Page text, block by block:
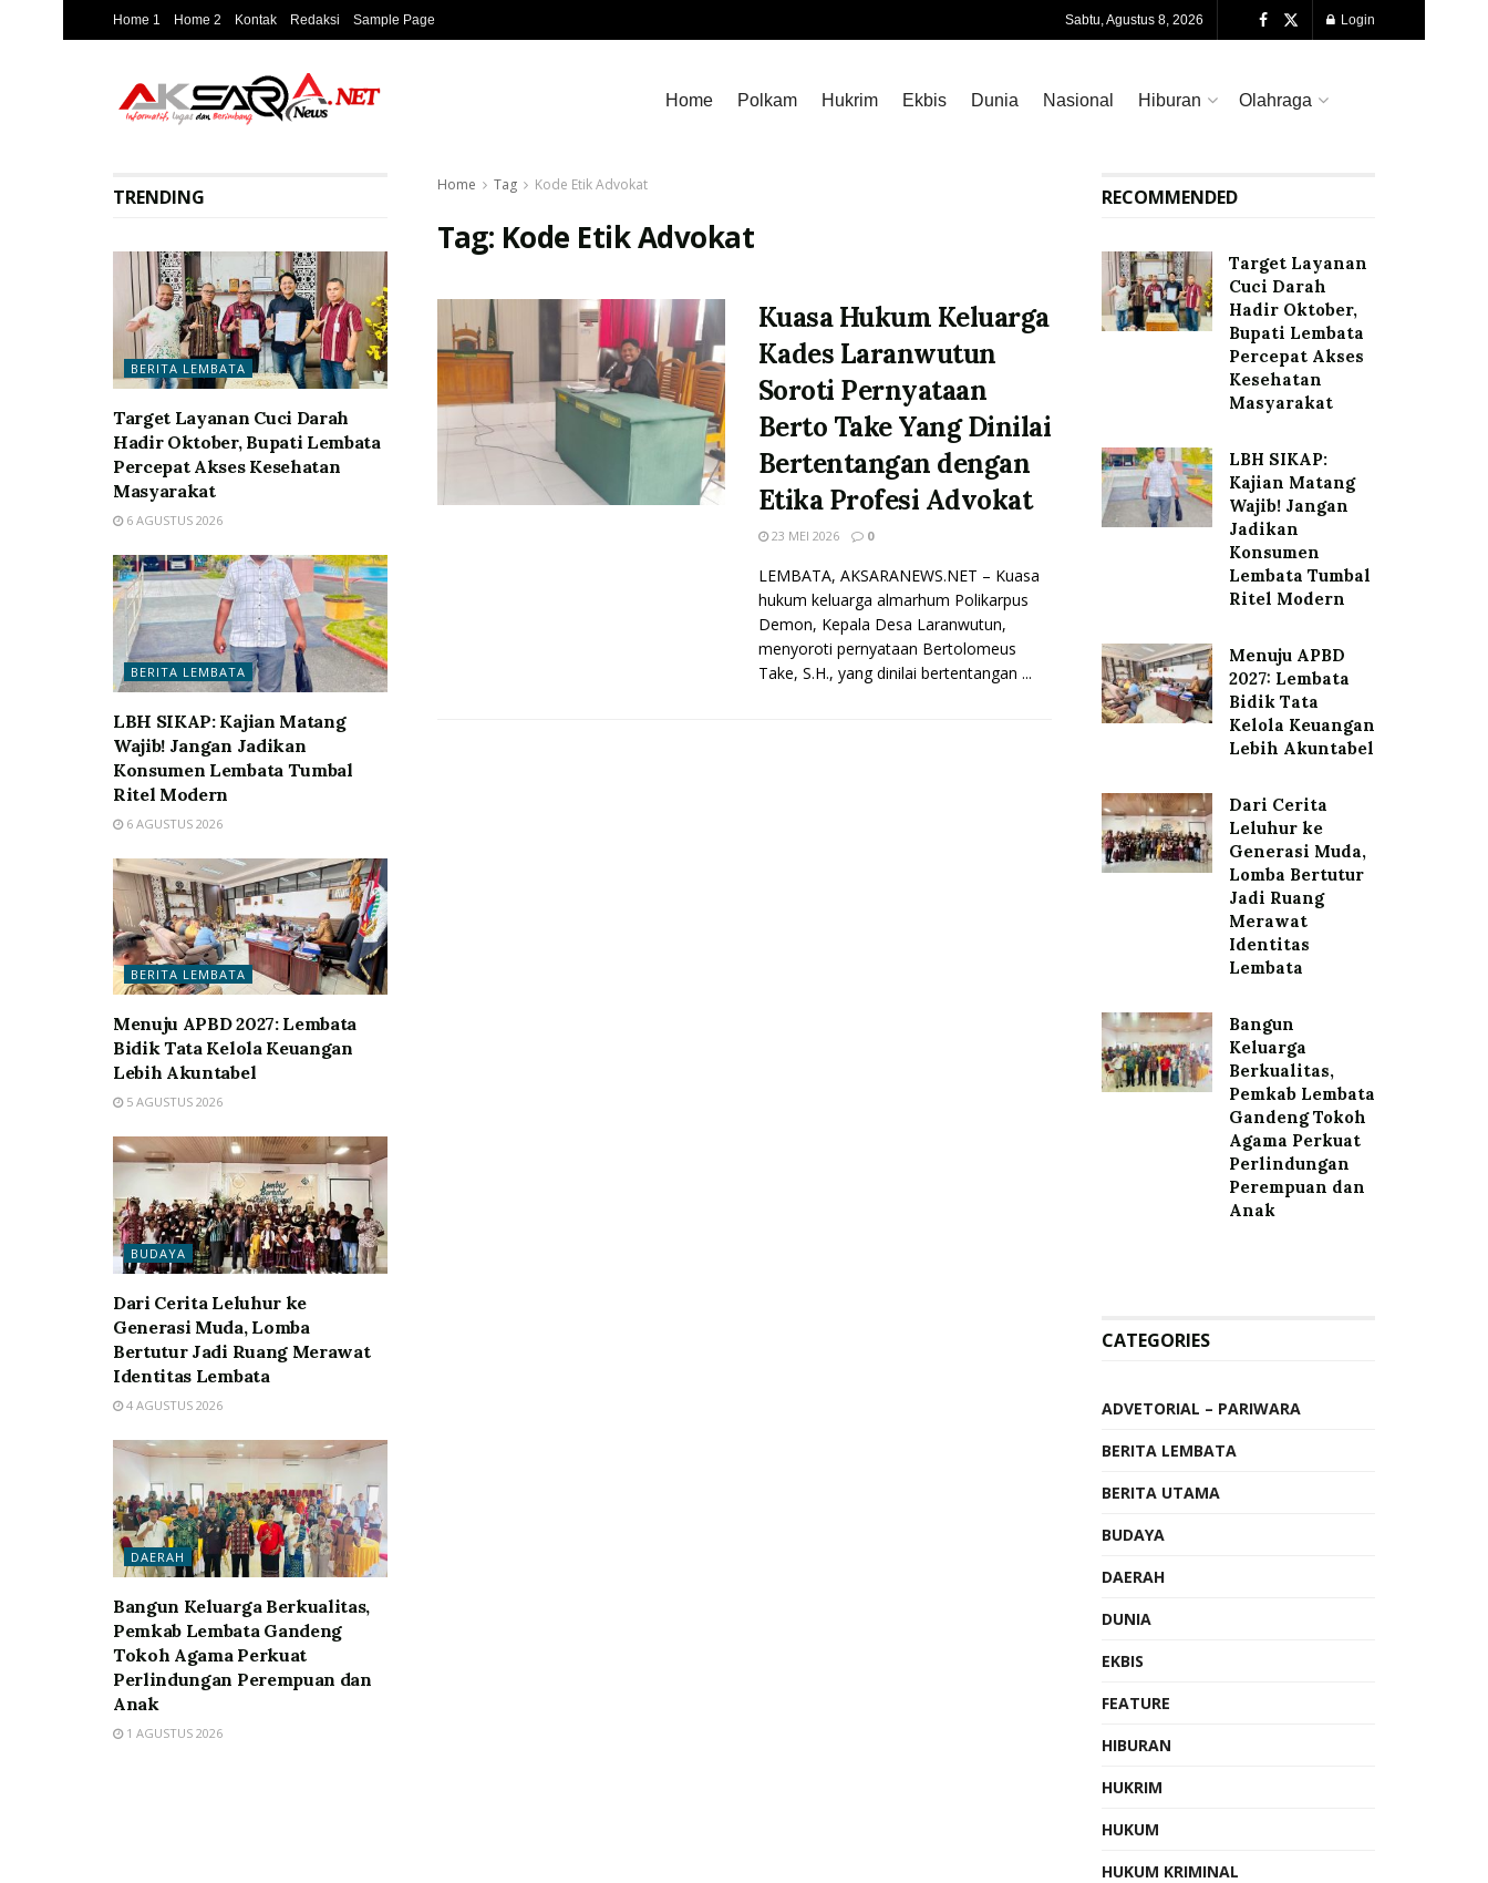
Home 1 Home 2 Kontak Redaksi Sample Page Sabtu, Agustus 8, 2026 Login
Home Polkam Hukrim Ekbis Dunia Nasional Hiburan Olahraga
Home Tag Kode Etik Advokat
Tag: Kode Etik Advokat
Kuasa Hukum Keluarga
Kades Laranwutun
Soroti Pernyataan
Berto Take Yang Dinilai
Bertentangan dengan
Etika Profesi Advokat
23 MEI 2026 0
LEMBATA, AKSARANEWS.NET – Kuasa
hukum keluarga almarhum Polikarpus
Demon, Kepala Desa Laranwutun,
menyoroti pernyataan Bertolomeus
Take, S.H., yang dinilai bertentangan ...
TRENDING
BERITA LEMBATA
Target Layanan Cuci Darah
Hadir Oktober, Bupati Lembata
Percepat Akses Kesehatan
Masyarakat
6 AGUSTUS 2026
BERITA LEMBATA
LBH SIKAP: Kajian Matang
Wajib! Jangan Jadikan
Konsumen Lembata Tumbal
Ritel Modern
6 AGUSTUS 2026
BERITA LEMBATA
Menuju APBD 2027: Lembata
Bidik Tata Kelola Keuangan
Lebih Akuntabel
5 AGUSTUS 2026
BUDAYA
Dari Cerita Leluhur ke
Generasi Muda, Lomba
Bertutur Jadi Ruang Merawat
Identitas Lembata
4 AGUSTUS 2026
DAERAH
Bangun Keluarga Berkualitas,
Pemkab Lembata Gandeng
Tokoh Agama Perkuat
Perlindungan Perempuan dan
Anak
1 AGUSTUS 2026
RECOMMENDED
Target Layanan
Cuci Darah
Hadir Oktober,
Bupati Lembata
Percepat Akses
Kesehatan
Masyarakat
LBH SIKAP:
Kajian Matang
Wajib! Jangan
Jadikan
Konsumen
Lembata Tumbal
Ritel Modern
Menuju APBD
2027: Lembata
Bidik Tata
Kelola Keuangan
Lebih Akuntabel
Dari Cerita
Leluhur ke
Generasi Muda,
Lomba Bertutur
Jadi Ruang
Merawat
Identitas
Lembata
Bangun
Keluarga
Berkualitas,
Pemkab Lembata
Gandeng Tokoh
Agama Perkuat
Perlindungan
Perempuan dan
Anak
CATEGORIES
ADVETORIAL – PARIWARA
BERITA LEMBATA
BERITA UTAMA
BUDAYA
DAERAH
DUNIA
EKBIS
FEATURE
HIBURAN
HUKRIM
HUKUM
HUKUM KRIMINAL